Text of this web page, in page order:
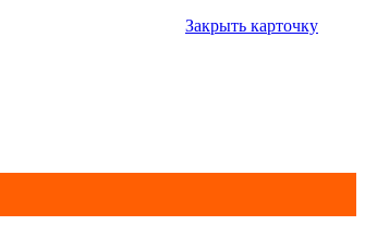
Закрыть карточку